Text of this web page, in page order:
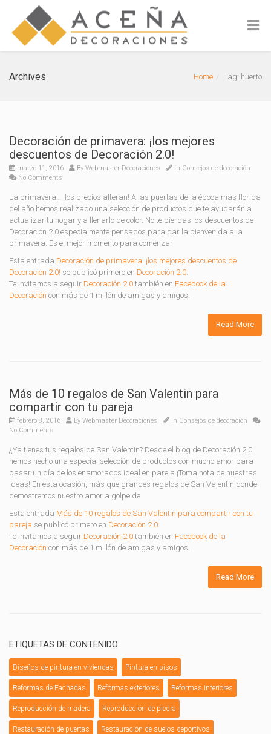
Archives Home Tag: huerto
Decoración de primavera: ¡los mejores
descuentos de Decoración 2.0!
marzo 11, 2016 By Webmaster Decoraciones In Consejos de decoración
No Comments
La primavera… ¡los precios alteran! A las puertas de la época más florida
del año hemos realizado una selección de productos que te ayudarán a
actualizar tu hogar y a llenarlo de color. No te pierdas los descuentos de
Decoración 2.0 especialmente pensados para dar la bienvenida a la
primavera. Es el mejor momento para comenzar
Esta entrada Decoración de primavera: ¡los mejores descuentos de
Decoración 2.0! se publicó primero en Decoración 2.0.
Te invitamos a seguir Decoración 2.0 también en Facebook de la
Decoración con más de 1 millón de amigas y amigos.
Read More
Más de 10 regalos de San Valentin para
compartir con tu pareja
febrero 8, 2016 By Webmaster Decoraciones In Consejos de decoración
No Comments
¿Ya tienes tus regalos de San Valentin? Desde el blog de Decoración 2.0
hemos hecho una especial selección de productos con mucho amor para
pasar un día de los enamorados ideal en pareja ¡Toma nota de nuestras
ideas! En esta ocasión, más que grandes regalos de San Valentín donde
demostremos nuestro amor a golpe de
Esta entrada Más de 10 regalos de San Valentin para compartir con tu
pareja se publicó primero en Decoración 2.0.
Te invitamos a seguir Decoración 2.0 también en Facebook de la
Decoración con más de 1 millón de amigas y amigos.
Read More
ETIQUETAS DE CONTENIDO
Diseños de pintura en viviendas Pintura en pisos
Reformas de Fachadas Reformas exteriores Reformas interiores
Reproducción de madera Reproducción de piedra
Restauración de puertas Restauración de suelos deportivos